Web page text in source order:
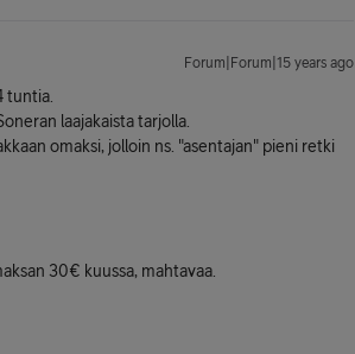
Forum|Forum|15 years ago
tuntia.
laajakaista tarjolla.
omaksi, jolloin ns. "asentajan" pieni retki
30€ kuussa, mahtavaa.